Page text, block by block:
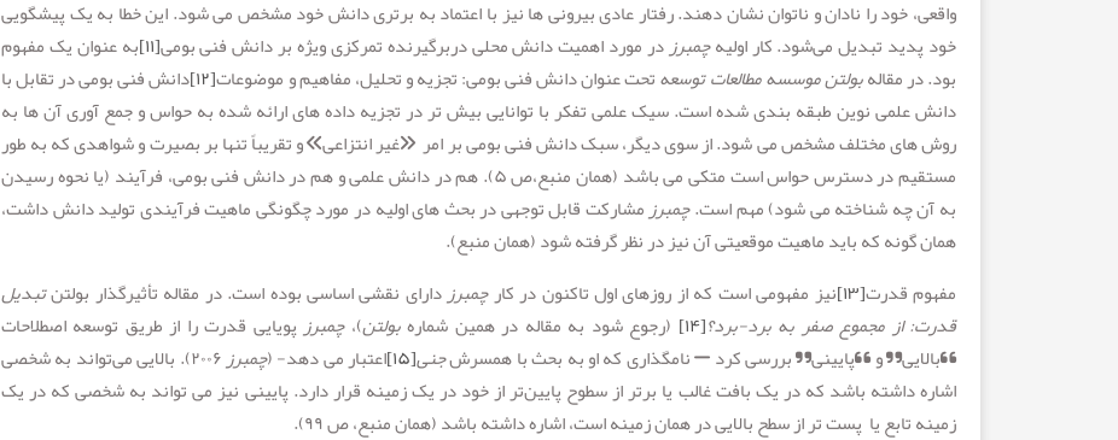
واقعی، خود را نادان و ناتوان نشان دهند. رفتار عادی بیرونی ها نیز با اعتماد به برتری دانش خود مشخص می شود. این خطا به یک پیشگویی
خود پدید تبدیل می‌شود. کار اولیهچمبرز در مورد اهمیت دانش محلی دربرگیرنده تمرکزی ویژه بر دانش فنی بومی[۱۱]
به عنوان یک مفهوم
بود. در مقالهبولتن موسسه مطالعات توسعه تحت عنوان دانش فنی بومی: تجزیه و تحلیل، مفاهیم و موضوعات[۱۲]
دانش فنی بومی در تقابل با
دانش علمی نوین طبقه بندی شده است. سیک علمی تفکر با توانایی بیش تر در تجزیه داده های ارائه شده به حواس و جمع آوری آن ها به
روش های مختلف مشخص می شود. از سوی دیگر، سبک دانش فنی بومی بر امر «غیر انتزاعی» و تقریباً تنها بر بصیرت و شواهدی که به طور
مستقیم در دسترس حواس است متکی می باشد (همان منبع،ص ۵). هم در دانش علمی و هم در دانش فنی بومی، فرآیند (یا نحوه رسیدن
به آن چه شناخته می شود) مهم است.چمبرز مشارکت قابل توجهی در بحث های اولیه در مورد چگونگی ماهیت فرآیندی تولید دانش داشت،
همان گونه که باید ماهیت موقعیتی آن نیز در نظر گرفته شود (همان منبع).
مفهوم قدرت[۱۳] نیز مفهومی است که از روزهای اول تاکنون در کارچمبرز دارای نقشی اساسی بوده است. در مقاله تأثیرگذار بولتنتبدیل
قدرت: از مجموع صفر به برد-برد؟ [۱۴] (رجوع شود به مقاله در همین شمارهبولتن)،چمبرز
پویایی قدرت را از طریق توسعه اصطلاحات
“بالایی” و “پایینی” بررسی کرد – نامگذاری که او به بحث با همسرشجنی[۱۵] اعتبار می دهد- (چمبرز
۲۰۰۶). بالایی می‌تواند به شخصی
اشاره داشته باشد که در یک بافت غالب یا برتر از سطوح پایین‌تر از خود در یک زمینه قرار دارد. پایینی نیز می تواند به شخصی که در یک
زمینه تابع یا پست تر از سطح بالایی در همان زمینه است، اشاره داشته باشد (همان منبع، ص ۹۹).